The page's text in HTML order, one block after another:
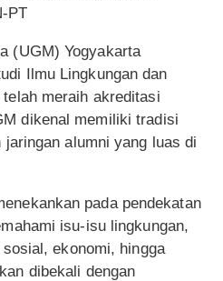
PT
(UGM) Yogyakarta
Ilmu Lingkungan dan
meraih akreditasi
dikenal memiliki tradisi
alumni yang luas di
pada pendekatan
isu-isu lingkungan,
ekonomi, hingga
dibekali dengan